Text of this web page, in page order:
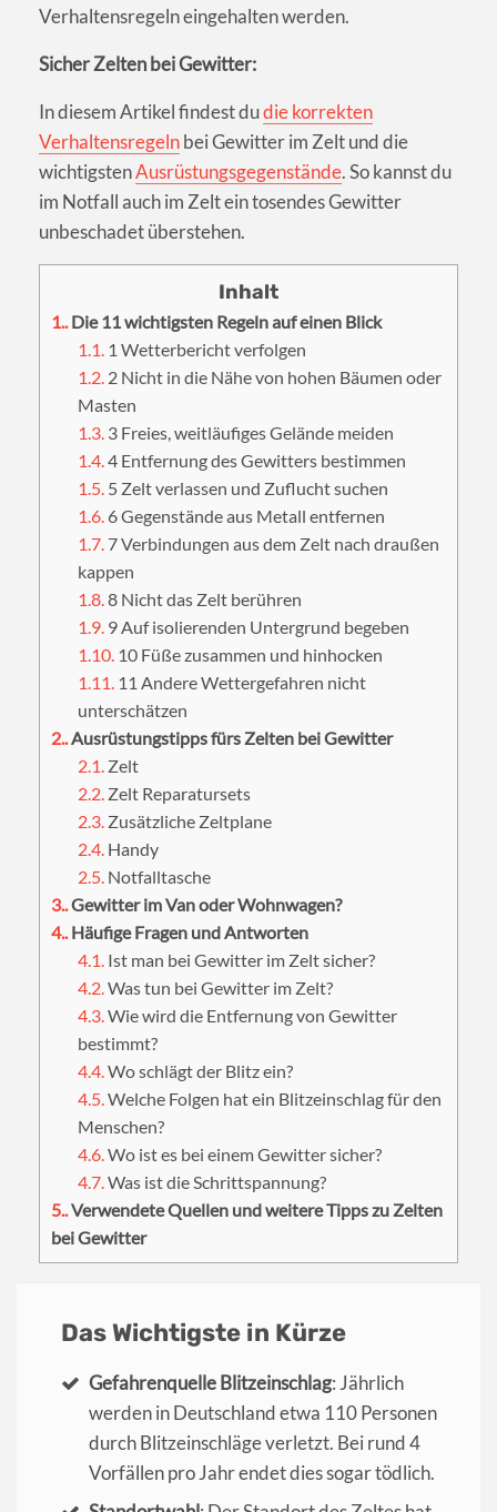
Verhaltensregeln eingehalten werden.
Sicher Zelten bei Gewitter:
In diesem Artikel findest dudie korrekten
Verhaltensregelnbei Gewitter im Zelt und die
wichtigstenAusrüstungsgegenstände. So kannst du
im Notfall auch im Zelt ein tosendes Gewitter
unbeschadet überstehen.
1.Die 11 wichtigsten Regeln auf einen Blick
1.1. 1 Wetterbericht verfolgen
1.2. 2 Nicht in die Nähe von hohen Bäumen oder
Masten
1.3. 3 Freies, weitläufiges Gelände meiden
1.4.4 Entfernung des Gewitters bestimmen
1.5. 5 Zelt verlassen und Zuflucht suchen
1.6. 6 Gegenstände aus Metall entfernen
1.7. 7 Verbindungen aus dem Zelt nach draußen
kappen
1.8.8 Nicht das Zelt berühren
1.9. 9 Auf isolierenden Untergrund begeben
1.10. 10 Füße zusammen und hinhocken
1.11. 11 Andere Wettergefahren nicht
unterschätzen
2.Ausrüstungstipps fürs Zelten bei Gewitter
2.1. Zelt
2.2. Zelt Reparatursets
2.3. Zusätzliche Zeltplane
2.4. Handy
2.5. Notfalltasche
3.Gewitter im Van oder Wohnwagen?
4.Häufige Fragen und Antworten
4.1. Ist man bei Gewitter im Zelt sicher?
4.2.Was tun bei Gewitter im Zelt?
4.3.Wie wird die Entfernung von Gewitter
bestimmt?
4.4.Wo schlägt der Blitz ein?
4.5.Welche Folgen hat ein Blitzeinschlag für den
Menschen?
4.6.Wo ist es bei einem Gewitter sicher?
4.7.Was ist die Schrittspannung?
5.Verwendete Quellen und weitere Tipps zu Zelten
bei Gewitter
Das Wichtigste in Kürze
Gefahrenquelle Blitzeinschlag: Jährlich
werden in Deutschland etwa 110 Personen
durch Blitzeinschläge verletzt. Bei rund 4
Vorfällen pro Jahr endet dies sogar tödlich.